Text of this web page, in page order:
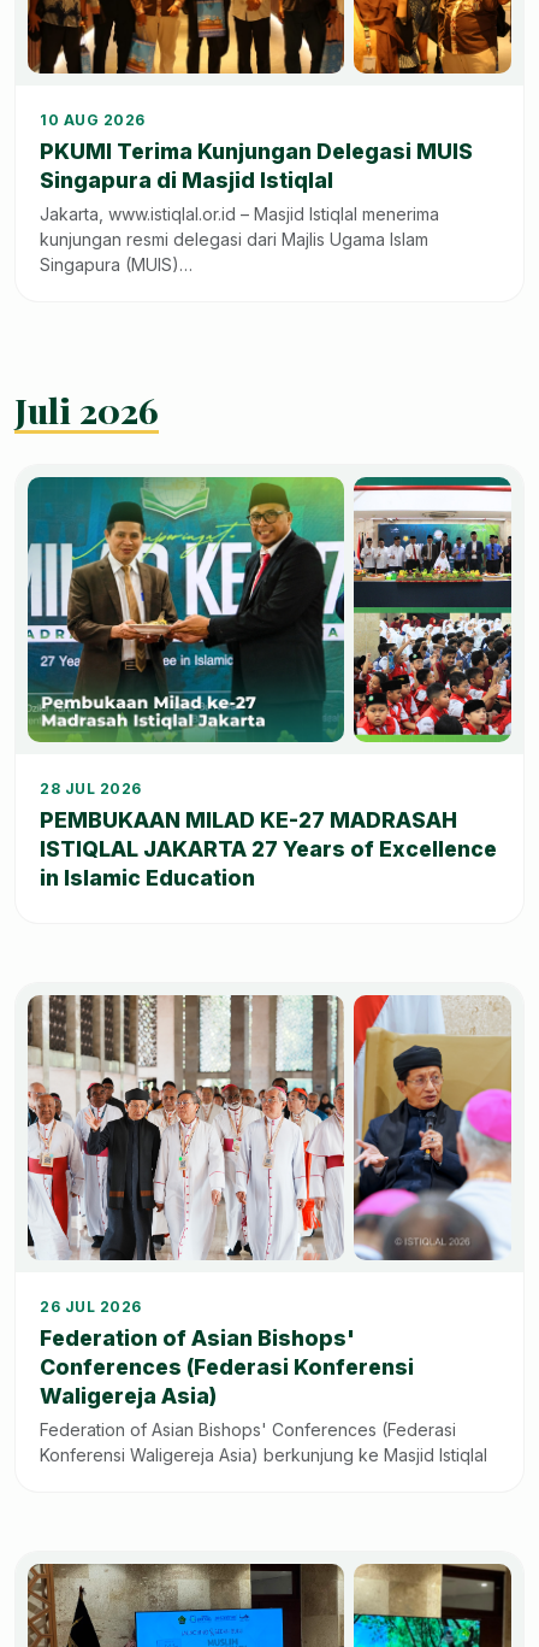
10 AUG 2026
PKUMI Terima Kunjungan Delegasi MUIS
Singapura di Masjid Istiqlal
Jakarta, www.istiqlal.or.id – Masjid Istiqlal menerima
kunjungan resmi delegasi dari Majlis Ugama Islam
Singapura (MUIS)…
Juli 2026
28 JUL 2026
PEMBUKAAN MILAD KE-27 MADRASAH
ISTIQLAL JAKARTA 27 Years of Excellence
in Islamic Education
26 JUL 2026
Federation of Asian Bishops'
Conferences (Federasi Konferensi
Waligereja Asia)
Federation of Asian Bishops' Conferences (Federasi
Konferensi Waligereja Asia) berkunjung ke Masjid Istiqlal